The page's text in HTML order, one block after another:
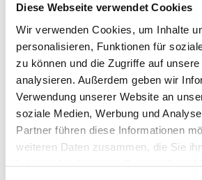
Diese Webseite verwendet Cookies
Wir verwenden Cookies, um Inhalte
personalisieren, Funktionen für
zu können und die Zugriffe auf
analysieren. Außerdem geben wir
Verwendung unserer Website an
soziale Medien, Werbung und
Partner führen diese Informationen
weiteren Daten zusammen, die Sie
Action Aktivitäten
Viertel Burger Cafe christmas
einzigartig Entspannung Essen
Events family festival ganz privat
Karneval kiddys Kreativität Kunst
Köln Umgebung lifestyle Messe
party Rhein schwimmen